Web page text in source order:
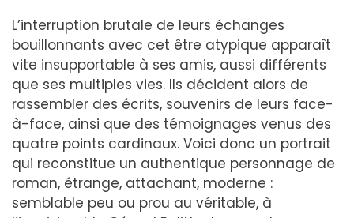
L’interruption brutale de leurs échanges
bouillonnants avec cet être atypique apparaît
vite insupportable à ses amis, aussi différents
que ses multiples vies. Ils décident alors de
rassembler des écrits, souvenirs de leurs face-
à-face, ainsi que des témoignages venus des
quatre points cardinaux. Voici donc un portrait
qui reconstitue un authentique personnage de
roman, étrange, attachant, moderne :
semblable peu ou prou au véritable, à